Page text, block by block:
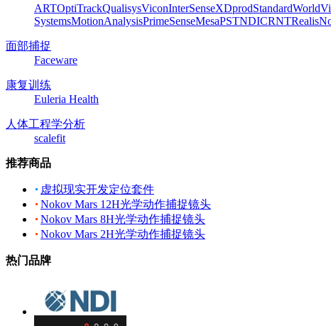
ARTOptiTrackQualisysViconInterSenseXDprodStandard
SystemsMotionAnalysisPrimeSenseMesaPSTNDICRNTRealis
面部捕捉
Faceware
康复训练
Euleria Health
人体工程学分析
scalefit
推荐商品
虚拟现实开发定位套件
Nokov Mars 12H光学动作捕捉镜头
Nokov Mars 8H光学动作捕捉镜头
Nokov Mars 2H光学动作捕捉镜头
热门品牌